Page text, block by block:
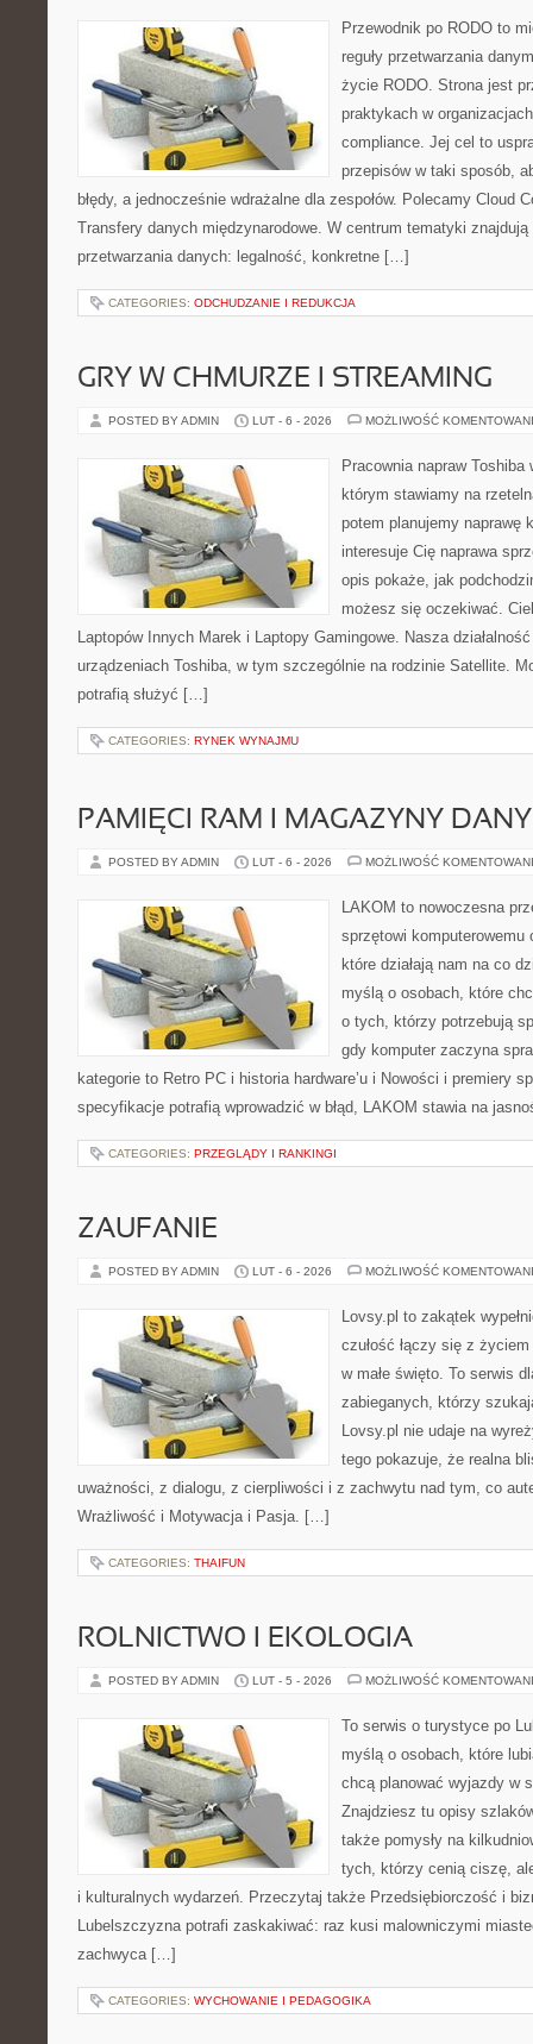
Przewodnik po RODO to
reguły przetwarzania
życie RODO. Strona jest
praktykach w
compliance. Jej cel to
przepisów w taki sposób,
błędy, a jednocześnie wdrażalne dla zespołów. Polecamy Cloud
Transfery danych międzynarodowe. W centrum tematyki znajdują
przetwarzania danych: legalność, konkretne […]
CATEGORIES: ODCHUDZANIE I REDUKCJA
GRY W CHMURZE I STREAMING
POSTED BY ADMIN LUT - 6 - 2026 MOŻLIWOŚĆ
Pracownia napraw
którym stawiamy na
potem planujemy naprawę
interesuje Cię naprawa
opis pokaże, jak
możesz się oczekiwać.
Laptopów Innych Marek i Laptopy Gamingowe. Nasza
urządzeniach Toshiba, w tym szczególnie na rodzinie Satellite.
potrafią służyć […]
CATEGORIES: RYNEK WYNAJMU
PAMIĘCI RAM I MAGAZYNY
POSTED BY ADMIN LUT - 6 - 2026 MOŻLIWOŚĆ
LAKOM to nowoczesna
sprzętowi komputerowemu
które działają nam na co
myślą o osobach, które
o tych, którzy potrzebują
gdy komputer zaczyna
kategorie to Retro PC i historia hardware’u i Nowości i premiery
specyfikacje potrafią wprowadzić w błąd, LAKOM stawia na
CATEGORIES: PRZEGLĄDY I RANKINGI
ZAUFANIE
POSTED BY ADMIN LUT - 6 - 2026 MOŻLIWOŚĆ
Lovsy.pl to zakątek
czułość łączy się z
w małe święto. To serwis
zabieganych, którzy
Lovsy.pl nie udaje na
tego pokazuje, że realna
uważności, z dialogu, z cierpliwości i z zachwytu nad tym, co
Wrażliwość i Motywacja i Pasja. […]
CATEGORIES: THAIFUN
ROLNICTWO I EKOLOGIA
POSTED BY ADMIN LUT - 5 - 2026 MOŻLIWOŚĆ
To serwis o turystyce po
myślą o osobach, które
chcą planować wyjazdy w
Znajdziesz tu opisy
także pomysły na
tych, którzy cenią ciszę,
i kulturalnych wydarzeń. Przeczytaj także Przedsiębiorczość i
Lubelszczyzna potrafi zaskakiwać: raz kusi malowniczymi
zachwyca […]
CATEGORIES: WYCHOWANIE I PEDAGOGIKA